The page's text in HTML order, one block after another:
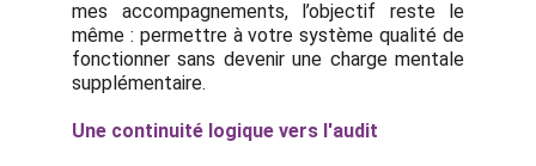
mes accompagnements, l’objectif reste le
même : permettre à votre système qualité de
fonctionner sans devenir une charge mentale
supplémentaire.
Une continuité logique vers l'audit